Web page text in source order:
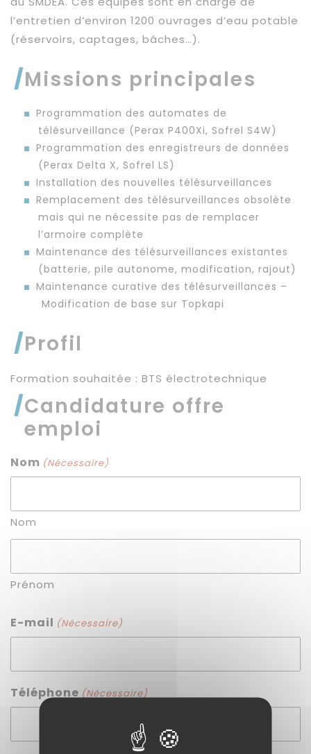
l’entretien d’environ 1200 ouvrages d’eau potable
(réservoirs, captages, bâches…).
Missions principales
Programmation des automates de
télésurveillance (Perax P400Xi, Sofrel S4W)
Programmation des enregistreurs de données
(Perax Delta X, Sofrel LS)
Installation des nouvelles télésurveillances
Remplacement des télésurveillances obsolète
mais qui ne nécessite pas de remplacer
l’armoire complète
Maintenance des télésurveillances existantes
(batterie, pile autonome, modification, rajout)
Maintenance curative des télésurveillances –
Modification de base sur Topkapi
Profil
Formation souhaitée : BTS électrotechnique
Candidature offre
emploi
Nom (Nécessaire)
Nom
Prénom
E-mail (Nécessaire)
Téléphone (Nécessaire)